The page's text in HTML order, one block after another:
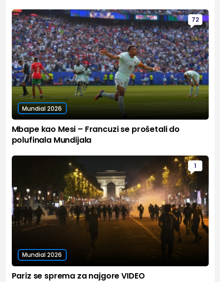
72
Mundial 2026
Mbape kao Mesi – Francuzi se prošetali do
polufinala Mundijala
1
Mundial 2026
Pariz se sprema za najgore VIDEO